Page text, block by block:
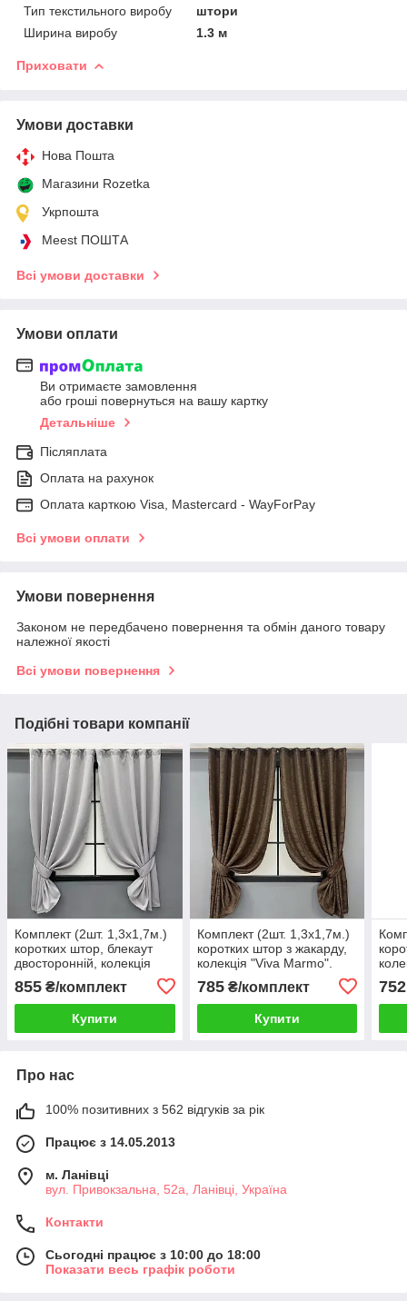
Тип текстильного виробу
штори
Ширина виробу
1.3 м
Приховати
Умови доставки
Нова Пошта
Магазини Rozetka
Укрпошта
Meest ПОШТА
Всі умови доставки
Умови оплати
Ви отримаєте замовлення
або гроші повернуться на вашу картку
Детальніше
Післяплата
Оплата на рахунок
Оплата карткою Visa, Mastercard - WayForPay
Всі умови оплати
Умови повернення
Законом не передбачено повернення та обмін даного товару
належної якості
Всі умови повернення
Подібні товари компанії
Комплект (2шт. 1,3х1,7м.)
коротких штор, блекаут
двосторонній, колекція
сірий. Код 1791ш 35-0393
855 ₴/комплект
Купити
Комплект (2шт. 1,3х1,7м.)
коротких штор з жакарду,
колекція "Viva Marmo".
1780ш 35-0369
785₴/комплект
Купити
Код
752
Про нас
100% позитивних з 562 відгуків за рік
Працює з 14.05.2013
м. Ланівці
вул. Привокзальна, 52а, Ланівці, Україна
Контакти
Сьогодні працює з 10:00 до 18:00
Показати весь графік роботи